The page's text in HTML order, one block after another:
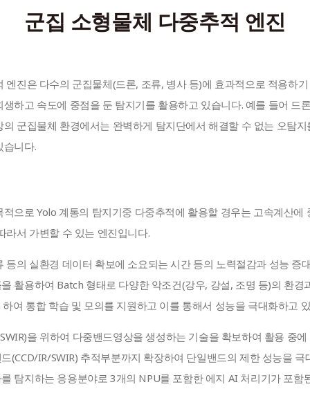
군집 소형물체 다중추적 엔진
하고 속도에 중점을 둔 탐지기를 활용하고 있습니다. 예를 들어 드
군집물체 환경에서는 완벽하게 탐지단에서 해결할 수 없는 오탐
습니다.
으로 Yolo 계통의 탐지기중 다중추적에 활용할 경우는 고속계산에
라서 가변할 수 있는 엔진입니다.
등의 실환경 데이터 확보에 소요되는 시간 등의 노력절감과 성능 증
활용하여 Batch 형태로 다양한 악조건(강우, 강설, 조명 등)의 환경
여 통합 학습 및 모의를 지원하고 이를 통해서 성능을 극대화하고
을 위하여 다중밴드영상을 생성하는 기술을 확보하여 활용 중
(CCD/IR/SWIR) 추적부분까지 확장하여 단일밴드의 제한 성능을
탐지하는 응용분야로 3개의 NPU를 포함한 에지 AI 처리기가 포함